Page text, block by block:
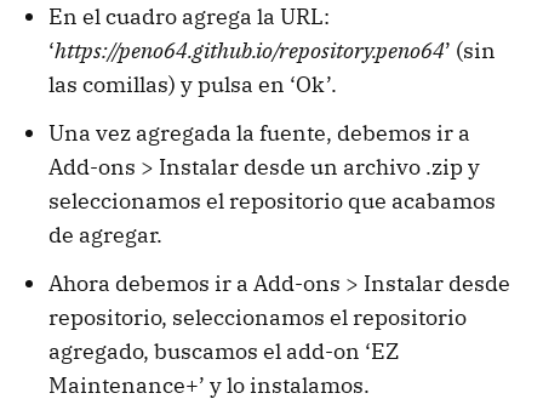
En el cuadro agrega la URL:
‘https://peno64.github.io/repository.peno64’ (sin
las comillas) y pulsa en ‘Ok’.
Una vez agregada la fuente, debemos ir a
Add-ons > Instalar desde un archivo .zip y
seleccionamos el repositorio que acabamos
de agregar.
Ahora debemos ir a Add-ons > Instalar desde
repositorio, seleccionamos el repositorio
agregado, buscamos el add-on ‘EZ
Maintenance+’ y lo instalamos.